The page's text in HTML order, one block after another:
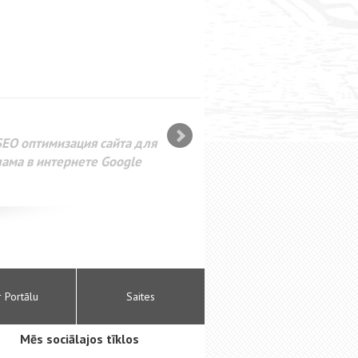
оптимизация сайта для
в интернете Google
Portālu Saites
Mēs sociālajos tīklos